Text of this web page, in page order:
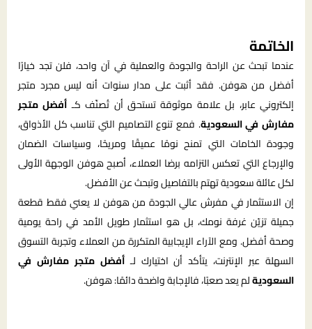
الخاتمة
عندما تبحث عن الراحة والجودة والعملية في آن واحد، فلن تجد خيارًا
أفضل من هوفن. فقد أثبت على مدار سنوات أنه ليس مجرد متجر
إلكتروني عابر، بل علامة موثوقة تستحق أن تُصنّف كـ أفضل متجر
مفارش في السعودية. فمع تنوع التصاميم التي تناسب كل الأذواق،
وجودة الخامات التي تمنح نومًا عميقًا ومريحًا، وسياسات الضمان
والإرجاع التي تعكس التزامه برضا العملاء، أصبح هوفن الوجهة الأولى
لكل عائلة سعودية تهتم بالتفاصيل وتبحث عن الأفضل.
إن الاستثمار في مفرش عالي الجودة من هوفن لا يعني فقط قطعة
جميلة تزيّن غرفة نومك، بل هو استثمار طويل الأمد في راحة يومية
وصحة أفضل. ومع الآراء الإيجابية المتكررة من العملاء وتجربة التسوق
السهلة عبر الإنترنت، يتأكد أن اختيارك لـأفضل متجر مفارش في
السعوديةلم يعد صعبًا، فالإجابة واضحة دائمًا: هوفن.